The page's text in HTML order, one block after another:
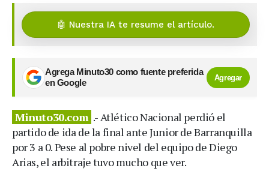
🤖 Nuestra IA te resume el artículo.
Agrega Minuto30 como fuente preferida
en Google
Agregar
Minuto30.com .- Atlético Nacional perdió el
partido de ida de la final ante Junior de Barranquilla
por 3 a 0. Pese al pobre nivel del equipo de Diego
Arias, el arbitraje tuvo mucho que ver.